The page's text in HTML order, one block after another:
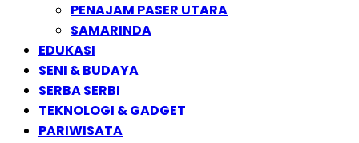
PENAJAM PASER UTARA
SAMARINDA
EDUKASI
SENI & BUDAYA
SERBA SERBI
TEKNOLOGI & GADGET
PARIWISATA